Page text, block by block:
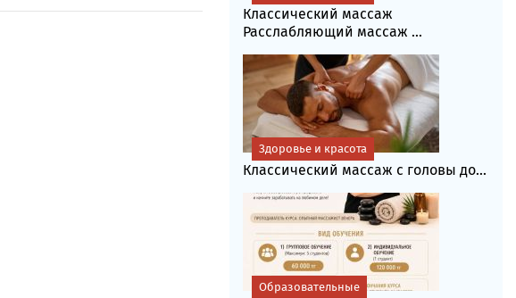
Классический массаж
Расслабляющий массаж ...
Классический массаж с головы до...
Здоровье и красота
Образовательные